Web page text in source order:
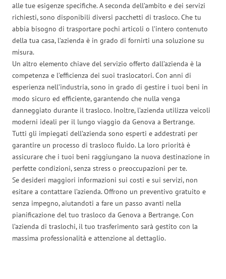
alle tue esigenze specifiche. A seconda dell’ambito e dei servizi
richiesti, sono disponibili diversi pacchetti di trasloco. Che tu
abbia bisogno di trasportare pochi articoli o l’intero contenuto
della tua casa, l’azienda è in grado di fornirti una soluzione su
misura.
Un altro elemento chiave del servizio offerto dall’azienda è la
competenza e l’efficienza dei suoi traslocatori. Con anni di
esperienza nell’industria, sono in grado di gestire i tuoi beni in
modo sicuro ed efficiente, garantendo che nulla venga
danneggiato durante il trasloco. Inoltre, l’azienda utilizza veicoli
moderni ideali per il lungo viaggio da Genova a Bertrange.
Tutti gli impiegati dell’azienda sono esperti e addestrati per
garantire un processo di trasloco fluido. La loro priorità è
assicurare che i tuoi beni raggiungano la nuova destinazione in
perfette condizioni, senza stress o preoccupazioni per te.
Se desideri maggiori informazioni sui costi e sui servizi, non
esitare a contattare l’azienda. Offrono un preventivo gratuito e
senza impegno, aiutandoti a fare un passo avanti nella
pianificazione del tuo trasloco da Genova a Bertrange. Con
l’azienda di traslochi, il tuo trasferimento sarà gestito con la
massima professionalità e attenzione al dettaglio.